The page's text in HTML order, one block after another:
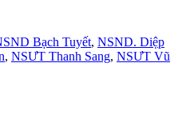
Bạch Tuyết, NSND. Diệp
, NSƯT Thanh Sang, NSƯT Vũ